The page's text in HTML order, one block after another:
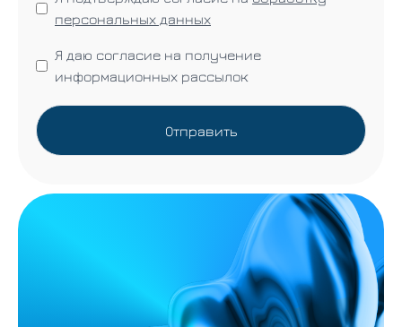
персональных данных
Я даю согласие на получение
информационных рассылок
Отправить